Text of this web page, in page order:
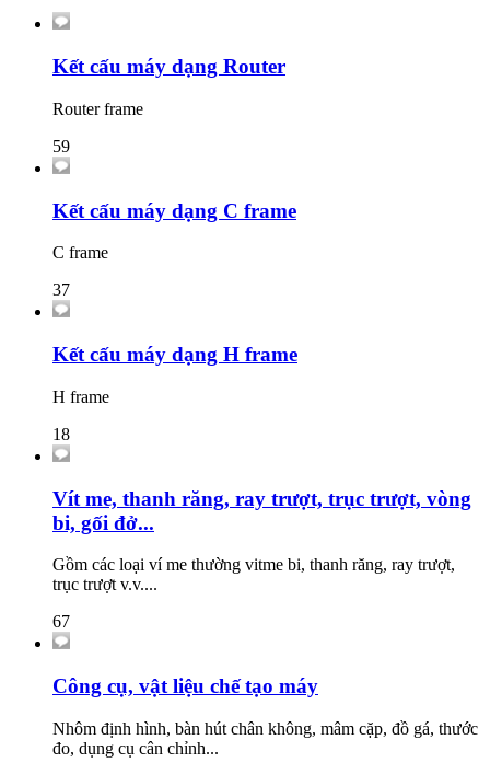
Kết cấu máy dạng Router
Router frame
59
Kết cấu máy dạng C frame
C frame
37
Kết cấu máy dạng H frame
H frame
18
Vít me, thanh răng, ray trượt, trục trượt, vòng
bi, gối đở...
Gồm các loại ví me thường vitme bi, thanh răng, ray trượt,
trục trượt v.v....
67
Công cụ, vật liệu chế tạo máy
Nhôm định hình, bàn hút chân không, mâm cặp, đồ gá, thước
đo, dụng cụ cân chỉnh...